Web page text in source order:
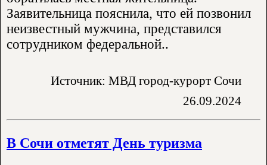
Заявительница пояснила, что ей позвонил
неизвестный мужчина, представился
сотрудником федеральной..
Источник: МВД город-курорт Сочи
26.09.2024
В Сочи отметят День туризма